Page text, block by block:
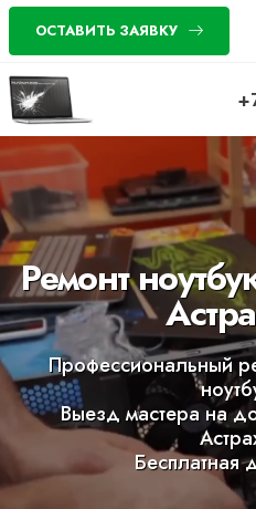
ОСТАВИТЬ ЗАЯВКУ
Ремонт
Профессиональный
Выезд мастера на
Бесплатная